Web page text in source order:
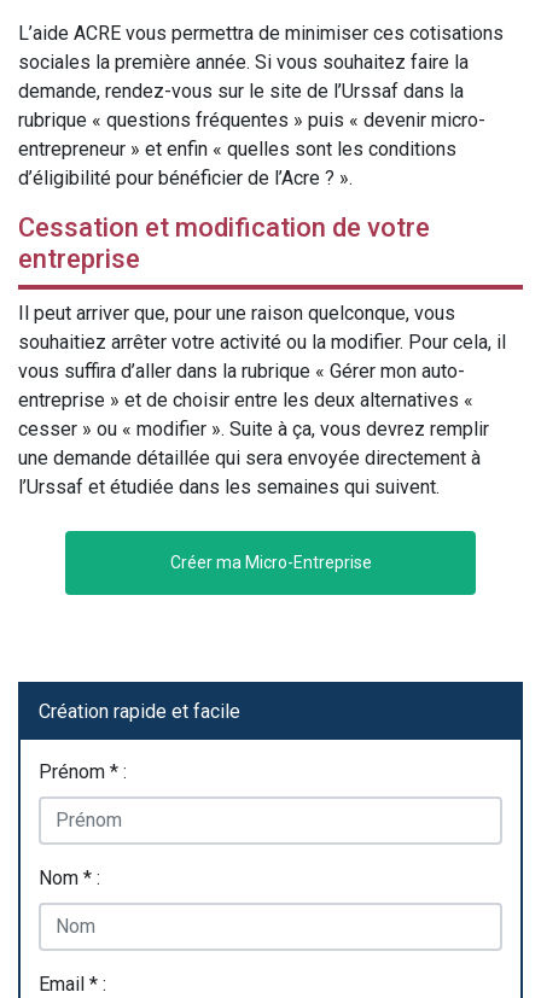
L’aide ACRE vous permettra de minimiser ces cotisations
sociales la première année. Si vous souhaitez faire la
demande, rendez-vous sur le site de l’Urssaf dans la
rubrique « questions fréquentes » puis « devenir micro-
entrepreneur » et enfin « quelles sont les conditions
d’éligibilité pour bénéficier de l’Acre ? ».
Cessation et modification de votre
entreprise
Il peut arriver que, pour une raison quelconque, vous
souhaitiez arrêter votre activité ou la modifier. Pour cela, il
vous suffira d’aller dans la rubrique « Gérer mon auto-
entreprise » et de choisir entre les deux alternatives «
cesser » ou « modifier ». Suite à ça, vous devrez remplir
une demande détaillée qui sera envoyée directement à
l’Urssaf et étudiée dans les semaines qui suivent.
Créer ma Micro-Entreprise
Création rapide et facile
Prénom * :
Nom * :
Email * :